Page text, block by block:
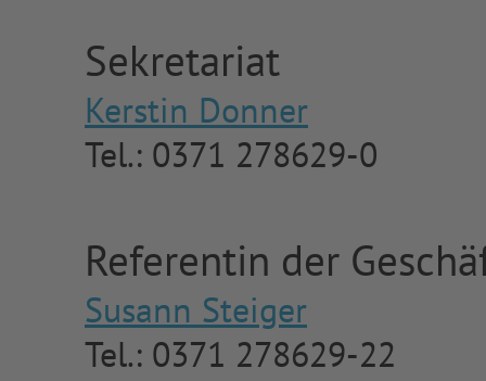
Sekretariat
Kerstin Donner
Tel.: 0371 278629-0
Referentin der
Susann Steiger
Tel.: 0371 278629-22